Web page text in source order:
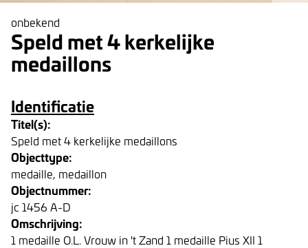
onbekend
Speld met 4 kerkelijke
medaillons
Identificatie
Titel(s):
Speld met 4 kerkelijke medaillons
Objecttype:
medaille, medaillon
Objectnummer:
jc 1456 A-D
Omschrijving:
1 medaille O.L. Vrouw in 't Zand 1 medaille Pius XII 1